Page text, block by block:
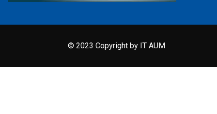
© 2023 Copyright by IT AUM